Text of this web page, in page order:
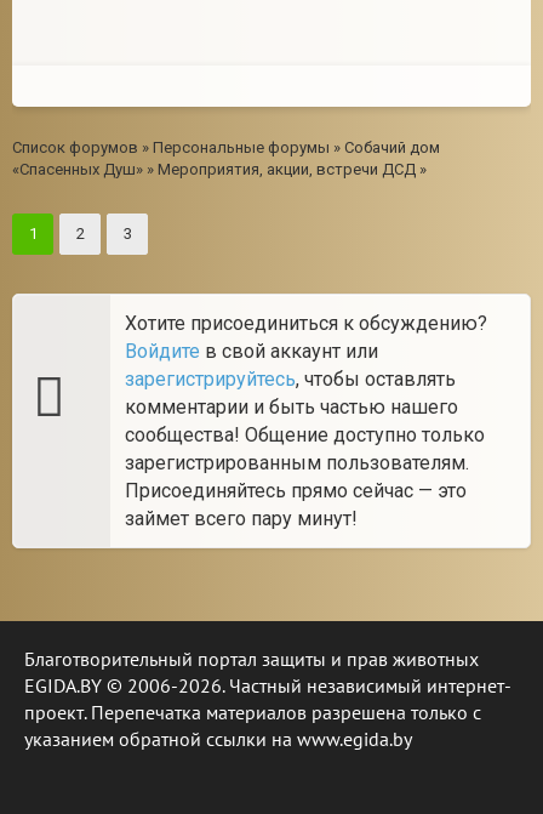
Список форумов » Персональные форумы » Собачий дом
«Спасенных Душ» » Мероприятия, акции, встречи ДСД »
1 2 3
Хотите присоединиться к обсуждению?
Войдите в свой аккаунт или
зарегистрируйтесь, чтобы оставлять
комментарии и быть частью нашего
сообщества! Общение доступно только
зарегистрированным пользователям.
Присоединяйтесь прямо сейчас — это
займет всего пару минут!
Благотворительный портал защиты и прав животных
EGIDA.BY © 2006-2026. Частный независимый интернет-
проект. Перепечатка материалов разрешена только с
указанием обратной ссылки на www.egida.by